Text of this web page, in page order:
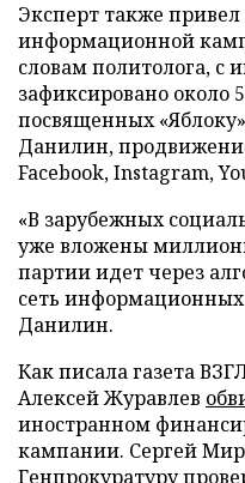
Эксперт также
информационной
словам политолога, с
зафиксировано около
посвященных
Данилин,
Facebook, Instagram,
«В зарубежных
уже вложены
партии идет через
сеть информационных
Данилин.
Как писала газета
Алексей Журавлев
иностранном
кампании. Сергей
Генпрокуратуру